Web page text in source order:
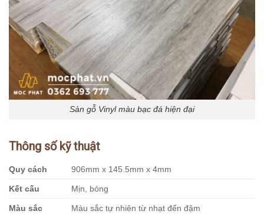
Sàn gỗ Vinyl màu bạc đá hiện đại
Thông số kỹ thuật
Quy cách 906mm x 145.5mm x 4mm
Kết cấu Mịn, bóng
Màu sắc Màu sắc tự nhiên từ nhạt đến đậm